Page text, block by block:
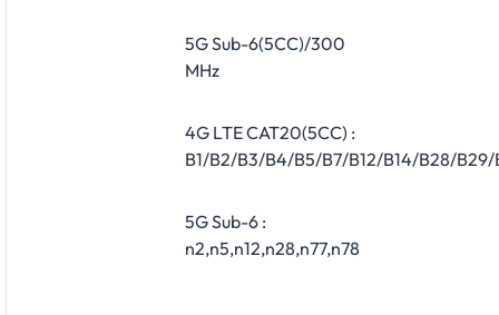
5G Sub-6(5CC)/300
MHz
4G LTE CAT20(5CC) :
B1/B2/B3/B4/B5/B7/B12/B14/B28/
5G Sub-6 :
n2,n5,n12,n28,n77,n78